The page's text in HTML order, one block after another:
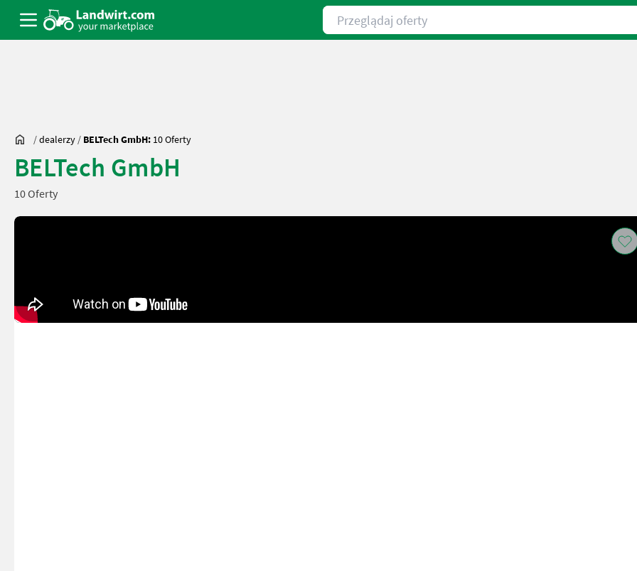
Przeglądaj oferty
/dealerzy / BELTech GmbH: 10 Oferty
BELTech GmbH
10 Oferty